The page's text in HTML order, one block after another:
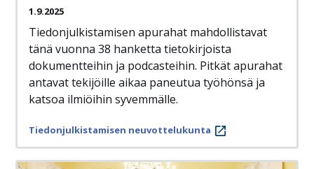
1.9.2025
Tiedonjulkistamisen apurahat mahdollistavat
tänä vuonna 38 hanketta tietokirjoista
dokumentteihin ja podcasteihin. Pitkät apurahat
antavat tekijöille aikaa paneutua työhönsä ja
katsoa ilmiöihin syvemmälle.
Tiedonjulkistamisen neuvottelukunta